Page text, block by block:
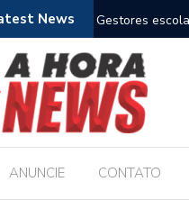
News
durante posse Bolsonaro
ANUNCIE CONTATO